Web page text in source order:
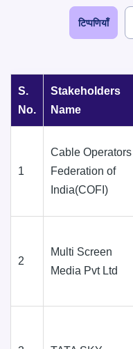
टिप्पणियाँ
S.
No.
Stakeholders
Name
1
Cable Operators
Federation of
India(COFI)
2
Multi Screen
Media Pvt Ltd